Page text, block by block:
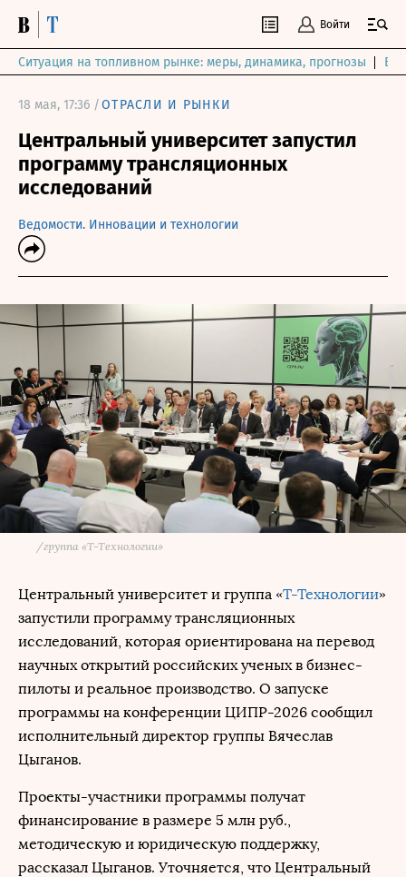
Войти
Ситуация на топливном рынке: меры, динамика, прогнозы
18 мая, 17:36 /ОТРАСЛИ И РЫНКИ
Центральный университет запустил
программу трансляционных
исследований
Ведомости. Инновации и технологии
/группа «Т-Технологии»
Центральный университет и группа «Т-Технологии»
запустили программу трансляционных
исследований, которая ориентирована на перевод
научных открытий российских ученых в бизнес-
пилоты и реальное производство. О запуске
программы на конференции ЦИПР-2026 сообщил
исполнительный директор группы Вячеслав
Цыганов.
Проекты-участники программы получат
финансирование в размере 5 млн руб.,
методическую и юридическую поддержку,
рассказал Цыганов. Уточняется, что Центральный